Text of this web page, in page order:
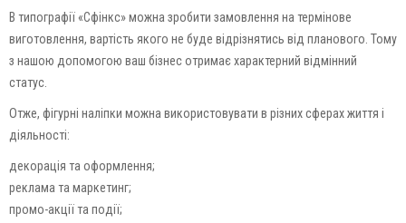
В типографії «Сфінкс» можна зробити замовлення на термінове
виготовлення, вартість якого не буде відрізнятись від планового. Тому
з нашою допомогою ваш бізнес отримає характерний відмінний
статус.
Отже, фігурні наліпки можна використовувати в різних сферах життя і
діяльності:
декорація та оформлення;
реклама та маркетинг;
промо-акції та події;